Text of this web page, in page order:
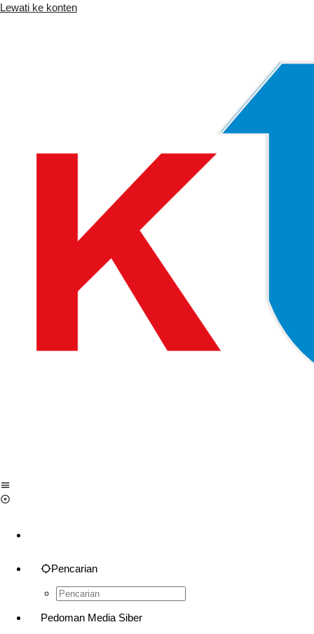
Lewati ke konten
Pencarian
Pedoman Media Siber